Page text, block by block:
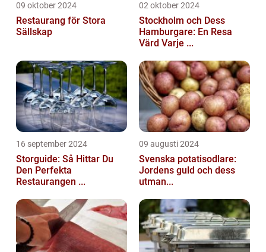
09 oktober 2024
Restaurang för Stora
Sällskap
02 oktober 2024
Stockholm och Dess
Hamburgare: En Resa
Värd Varje ...
16 september 2024
Storguide: Så Hittar Du
Den Perfekta
Restaurangen ...
09 augusti 2024
Svenska potatisodlare:
Jordens guld och dess
utman...